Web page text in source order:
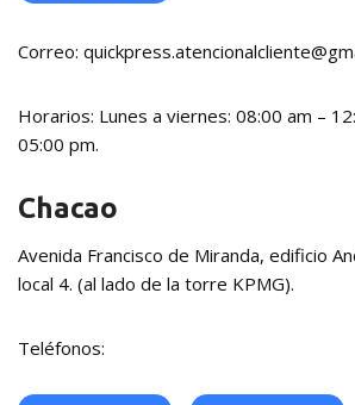
Correo:
Horarios: Lunes a viernes: 08:00 am –
05:00 pm.
Chacao
Avenida Francisco de Miranda, edificio
local 4. (al lado de la torre KPMG).
Teléfonos: